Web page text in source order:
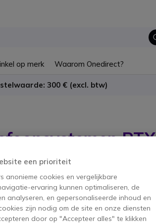
op merk Waarom Onedirect?
300 € (excl. btw)
RTX
een prioriteit
anonieme cookies en vergelijkbare
ervaring kunnen optimaliseren, de
analyseren, en gepersonaliseerde inhoud en
zijn nodig om de site en onze diensten
door op "Accepteer alles" te klikken